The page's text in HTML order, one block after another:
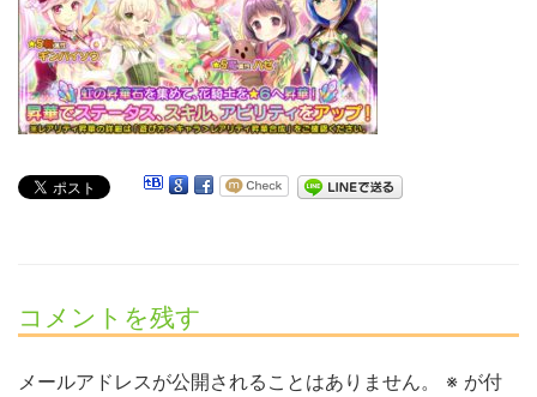
コメントを残す
メールアドレスが公開されることはありません。 ※ が付